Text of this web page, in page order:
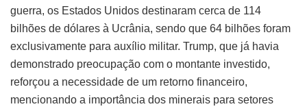
guerra, os Estados Unidos destinaram cerca de 114
bilhões de dólares à Ucrânia, sendo que 64 bilhões foram
exclusivamente para auxílio militar. Trump, que já havia
demonstrado preocupação com o montante investido,
reforçou a necessidade de um retorno financeiro,
mencionando a importância dos minerais para setores